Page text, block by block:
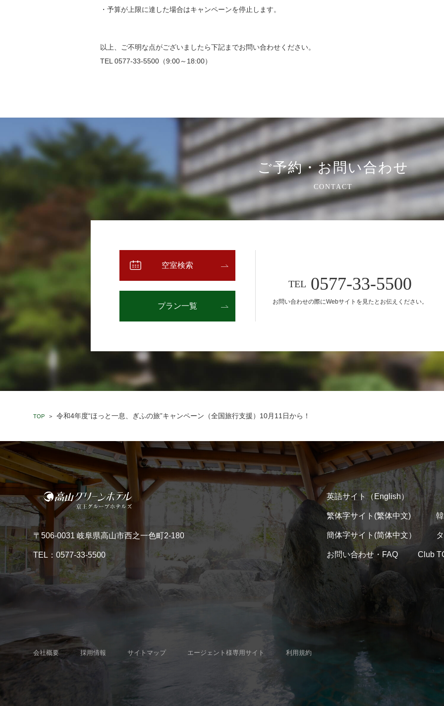
・予算が上限に達した場合はキャンペーンを停止します。
以上、ご不明な点がございましたら下記までお問い合わせください。
TEL 0577-33-5500（9:00～18:00）
ご予約・お問い合わせ
CONTACT
空室検索
プラン一覧
TEL 0577-33-5500
お問い合わせの際にWebサイトを見たとお伝えください。
TOP > 令和4年度“ほっと一息、ぎふの旅”キャンペーン（全国旅行支援）10月11日から！
〒506-0031 岐阜県高山市西之一色町2-180
TEL：0577-33-5500
英語サイト（English）
繁体字サイト(繁体中文)
簡体字サイト(简体中文）
お問い合わせ・FAQ Club
会社概要 採用情報 サイトマップ エージェント様専用サイト 利用規約